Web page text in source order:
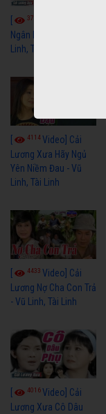
3768
Ngân Hà - Vũ Linh, Tài
Linh, Thoại Mỹ
4114Video] Cải
Lương Xưa Hãy Ngủ
Yên Niềm Đau - Vũ
Linh, Tài Linh
4433 Video] Cải
Lương Nợ Cha Con Trả
- Vũ Linh, Tài Linh
[ 4016Video] Cải
Lương Xưa Cô Dâu